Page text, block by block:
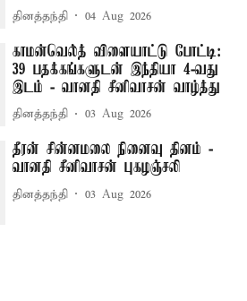
தினத்தந்தி 04 Aug 2026
காமன்வெல்த் விளையாட்டு போட்டி:
39 பதக்கங்களுடன் இந்தியா 4-வது
இடம் - வானதி சீனிவாசன் வாழ்த்து
தினத்தந்தி 03 Aug 2026
தீரன் சின்னமலை நினைவு தினம் -
வானதி சீனிவாசன் புகழஞ்சலி
தினத்தந்தி 03 Aug 2026